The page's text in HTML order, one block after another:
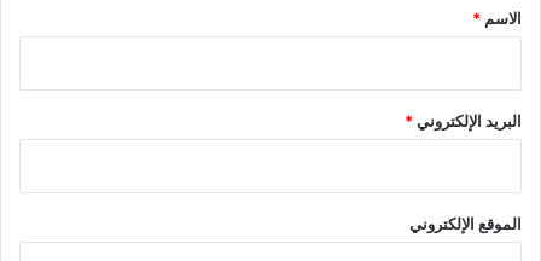
*
الاسم *
البريد الإلكتروني*
الموقع الإلكتروني